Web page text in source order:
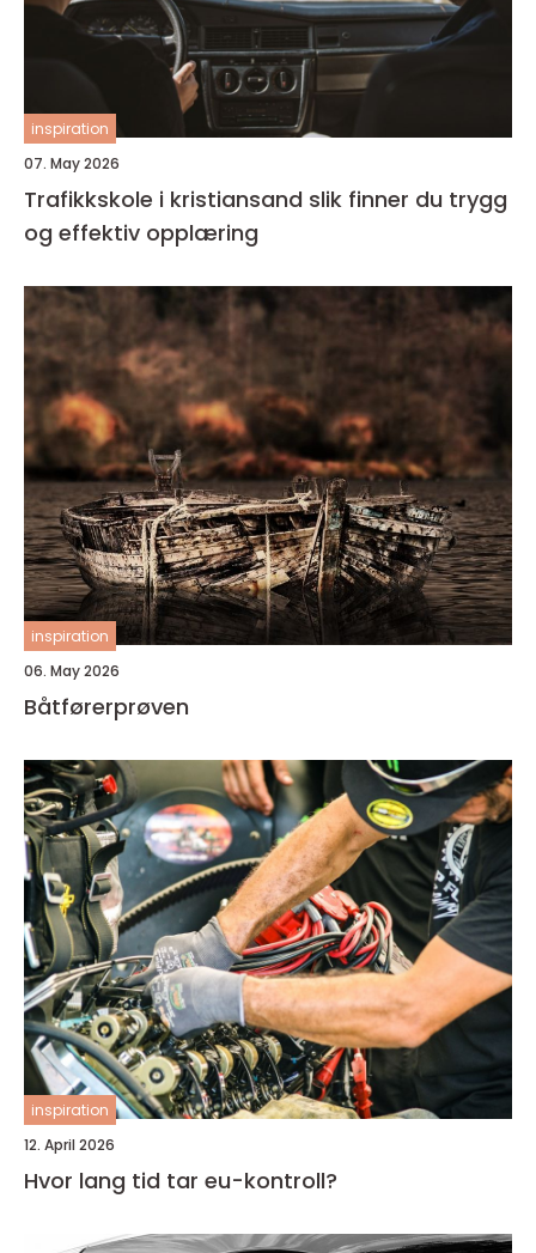
inspiration
07. May 2026
Trafikkskole i kristiansand slik finner du trygg
og effektiv opplæring
inspiration
06. May 2026
Båtførerprøven
inspiration
12. April 2026
Hvor lang tid tar eu-kontroll?